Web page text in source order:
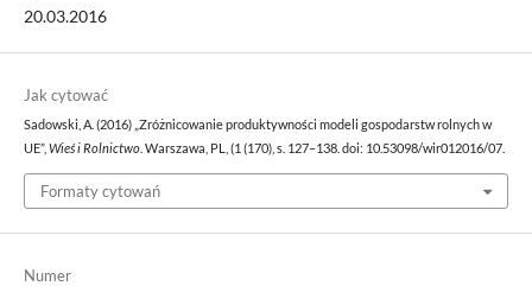
20.03.2016
Jak cytować
Sadowski, A. (2016) „Zróżnicowanie produktywności modeli gospodarstw rolnych w
UE”, Wieś i Rolnictwo. Warszawa, PL, (1 (170), s. 127–138. doi: 10.53098/wir012016/07.
Formaty cytowań
Numer